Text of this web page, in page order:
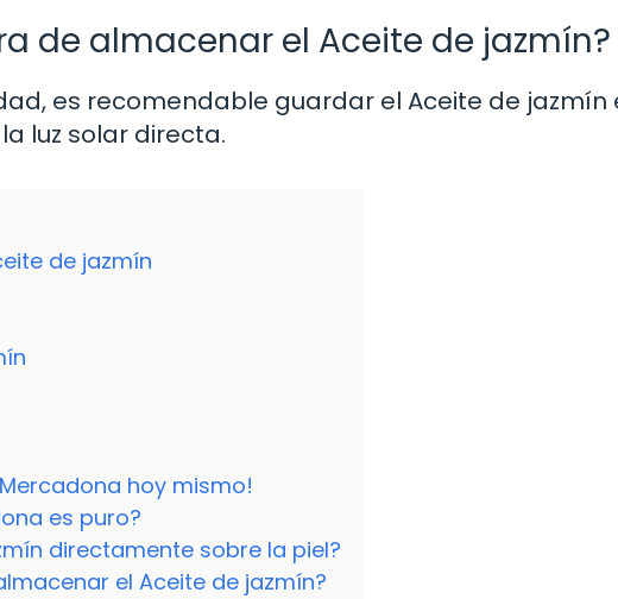
de almacenar el Aceite de jazmín?
es recomendable guardar el Aceite de jazmín
luz solar directa.
de jazmín
hoy mismo!
es puro?
directamente sobre la piel?
el Aceite de jazmín?